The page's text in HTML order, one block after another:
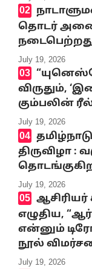
தொடர்
July 19, 2026
விருதும்,
கும்பலின்
July 19, 2026
திருவிழா :
July 19, 2026
எழுதிய,
என்னும்
நூல்
July 19, 2026